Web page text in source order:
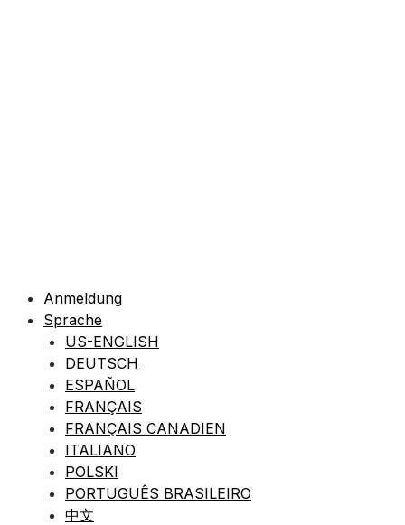
Anmeldung
Sprache
US-ENGLISH
DEUTSCH
ESPAÑOL
FRANÇAIS
FRANÇAIS CANADIEN
ITALIANO
POLSKI
PORTUGUÊS BRASILEIRO
中文